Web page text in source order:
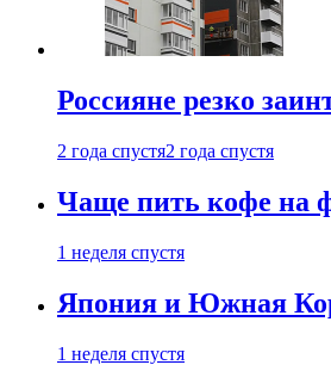
Россияне резко
2 года спустя2 года спустя
Чаще пить кофе на
1 неделя спустя
Япония и Южная
1 неделя спустя